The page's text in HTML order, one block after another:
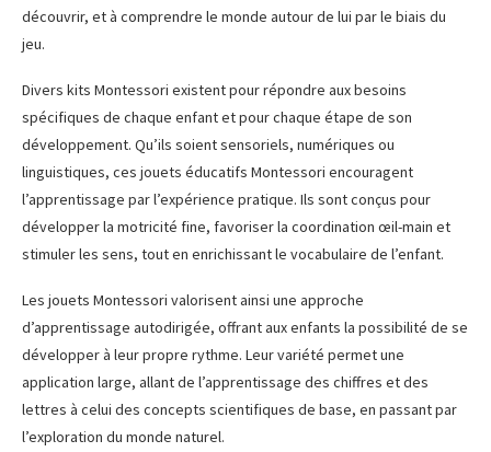
découvrir, et à comprendre le monde autour de lui par le biais du
jeu.
Divers kits Montessori existent pour répondre aux besoins
spécifiques de chaque enfant et pour chaque étape de son
développement. Qu’ils soient sensoriels, numériques ou
linguistiques, ces jouets éducatifs Montessori encouragent
l’apprentissage par l’expérience pratique. Ils sont conçus pour
développer la motricité fine, favoriser la coordination œil-main et
stimuler les sens, tout en enrichissant le vocabulaire de l’enfant.
Les jouets Montessori valorisent ainsi une approche
d’apprentissage autodirigée, offrant aux enfants la possibilité de se
développer à leur propre rythme. Leur variété permet une
application large, allant de l’apprentissage des chiffres et des
lettres à celui des concepts scientifiques de base, en passant par
l’exploration du monde naturel.